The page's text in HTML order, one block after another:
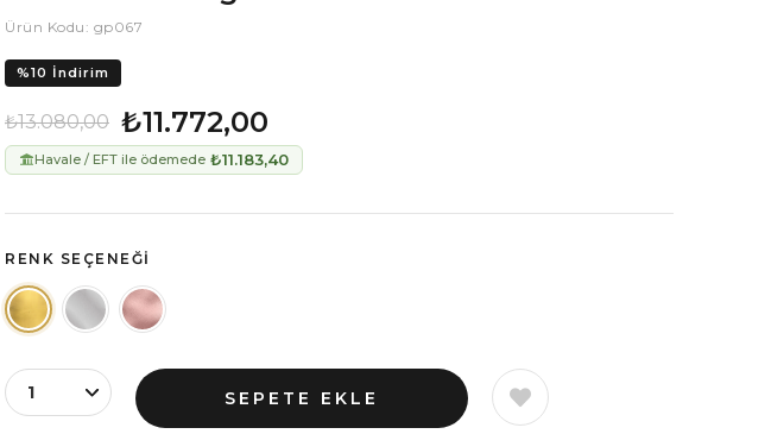
Ürün Kodu: gp067
%10 İndirim
₺13.080,00 ₺11.772,00
Havale / EFT ile ödemede ₺11.183,40
RENK SEÇENEĞI